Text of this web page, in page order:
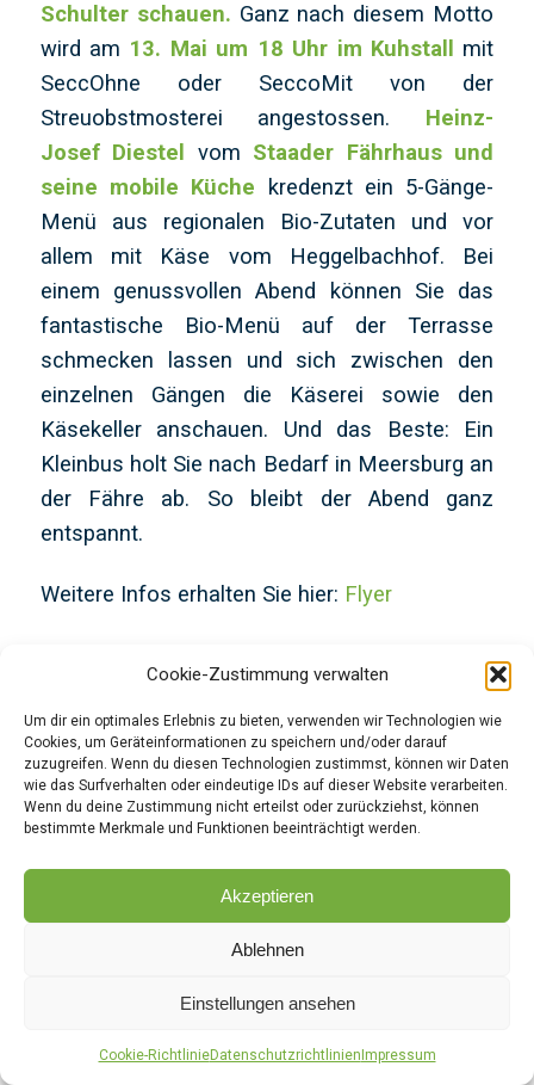
Cookie-Zustimmung verwalten
Um dir ein optimales Erlebnis zu bieten, verwenden wir Technologien wie
Cookies, um Geräteinformationen zu speichern und/oder darauf
zuzugreifen. Wenn du diesen Technologien zustimmst, können wir Daten
wie das Surfverhalten oder eindeutige IDs auf dieser Website verarbeiten.
Wenn du deine Zustimmung nicht erteilst oder zurückziehst, können
bestimmte Merkmale und Funktionen beeinträchtigt werden.
Akzeptieren
Ablehnen
Einstellungen ansehen
Cookie-RichtlinieDatenschutzrichtlinien Impressum
Schulter schauen. Ganz nach diesem Motto
wird am 13. Mai um 18 Uhr im Kuhstall
mit
SeccOhne oder SeccoMit von der
Streuobstmosterei angestossen. Heinz-
Josef Diestel
vom Staader Fährhaus und
seine mobile Küche kredenzt ein 5-Gänge-
Menü aus regionalen Bio-Zutaten und vor
allem mit Käse vom Heggelbachhof. Bei
einem genussvollen Abend können Sie das
fantastische Bio-Menü auf der Terrasse
schmecken lassen und sich zwischen den
einzelnen Gängen die Käserei sowie den
Käsekeller anschauen. Und das Beste: Ein
Kleinbus holt Sie nach Bedarf in Meersburg an
der Fähre ab. So bleibt der Abend ganz
entspannt.
Weitere Infos erhalten Sie hier: Flyer
Anmeldungen nimmt Heinz-Josef Diestel
telefonisch entgegen: +49 7531 361676-3
21/04/2022
/ VONBACKOFFICE-GVS
NEWS
Mitgliedertreffen bei
der Hofgemeinschaft
Heggelbach mit